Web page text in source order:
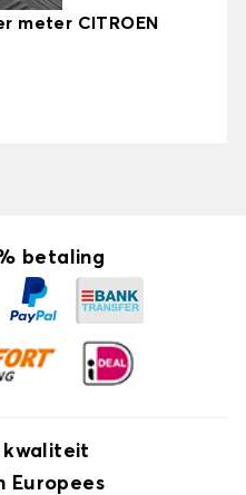
meter CITROEN
betaling
kwaliteit
Europees